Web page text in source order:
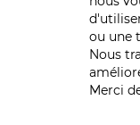
ou une
Nous
Merci